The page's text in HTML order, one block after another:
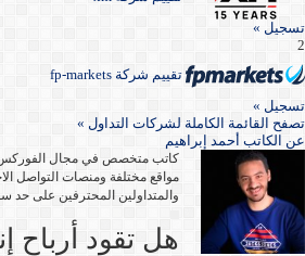
تسجيل »
2
تقييم شركة fp-markets
تسجيل »
تصفح القائمة الكاملة لشركات التداول »
عن الكاتب أحمد إبراهيم
كاتب متخصص في مجال الفوركس
مواقع مختلفة ومنصات التواصل
والمتداولين المحترفين على حد
هل تقود أرباح